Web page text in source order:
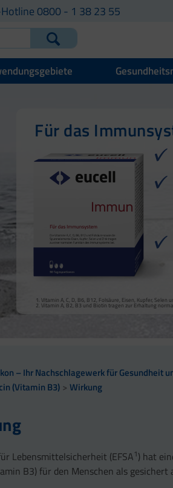
0800 - 1 38 23 55
Für das
Vitamin A, C, D, B6, B12, Folsäure, Eisen, Kupfer,
Vitamin A, B2, B3 und Biotin tragen zur Erhaltung
Für Haut, Haare
Selen, Zink und Biotin tragen zur Erhaltung gesunder
Selen und Zink tragen zur Erhaltung normaler Nägel bei.
Vitamin C, E, B2, Kupfer, Mangan, Selen und Zink
Für Ihre natürliche
sowie zu einem normalen Stoffwechsel von
Vitamin B2 und Biotin tragen zur Erhaltung normaler
Vitamin D und Zink tragen zur normalen Funktion des
– Ihr Nachschlagewerk für Gesundheit
(Vitamin B3) Wirkung
Lebensmittelsicherheit (EFSA1) hat
B3) für den Menschen als gesichert